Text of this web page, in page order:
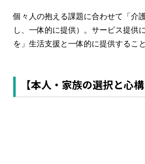
個々人の抱える課題に合わせて「介
し、一体的に提供）。サービス提供
を」生活支援と一体的に提供するこ
【本人・家族の選択と心構